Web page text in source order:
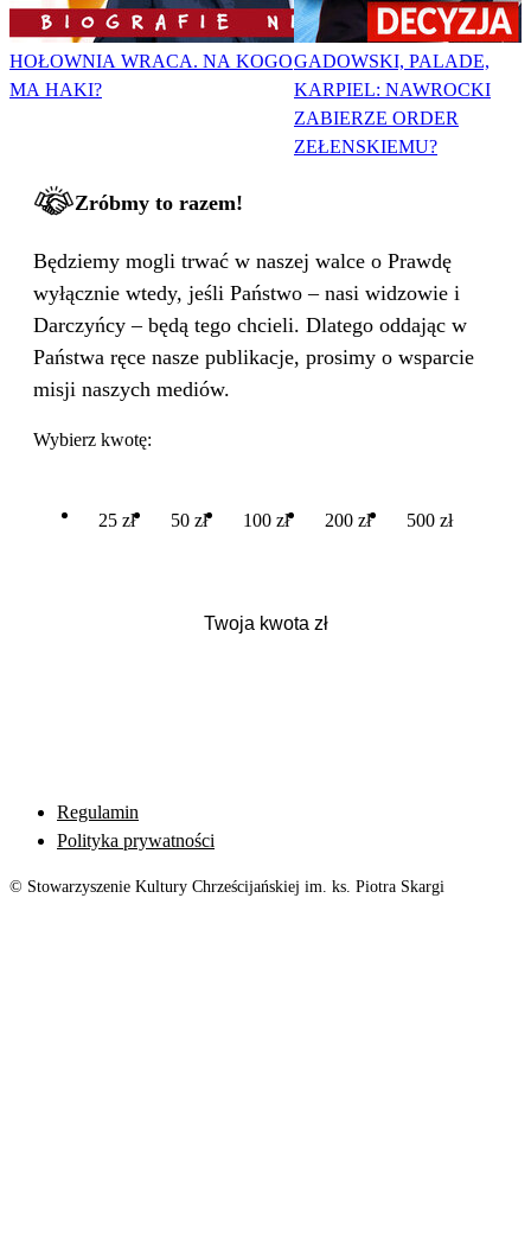
HOŁOWNIA WRACA. NA KOGO
MA HAKI?
GADOWSKI, PALADE,
KARPIEL: NAWROCKI
ZABIERZE ORDER
ZEŁENSKIEMU?
Zróbmy to razem!
Będziemy mogli trwać w naszej walce o Prawdę
wyłącznie wtedy, jeśli Państwo – nasi widzowie i
Darczyńcy – będą tego chcieli. Dlatego oddając w
Państwa ręce nasze publikacje, prosimy o wsparcie
misji naszych mediów.
Wybierz kwotę:
25 zł 50 zł 100 zł 200 zł 500 zł
Regulamin
Polityka prywatności
© Stowarzyszenie Kultury Chrześcijańskiej im. ks. Piotra Skargi